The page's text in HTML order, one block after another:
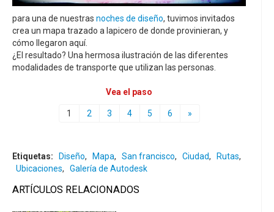
para una de nuestras noches de diseño, tuvimos invitados
crea un mapa trazado a lapicero de donde provinieran, y
cómo llegaron aquí.
¿El resultado? Una hermosa ilustración de las diferentes
modalidades de transporte que utilizan las personas.
Vea el paso
1 2 3 4 5 6 »
Etiquetas: Diseño, Mapa, San francisco, Ciudad, Rutas,
Ubicaciones, Galería de Autodesk
ARTÍCULOS RELACIONADOS